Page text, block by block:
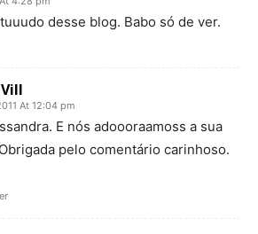
desse blog. Babo só de ver.
At 12:04 pm
E nós adoooraamoss a sua
pelo comentário carinhoso.